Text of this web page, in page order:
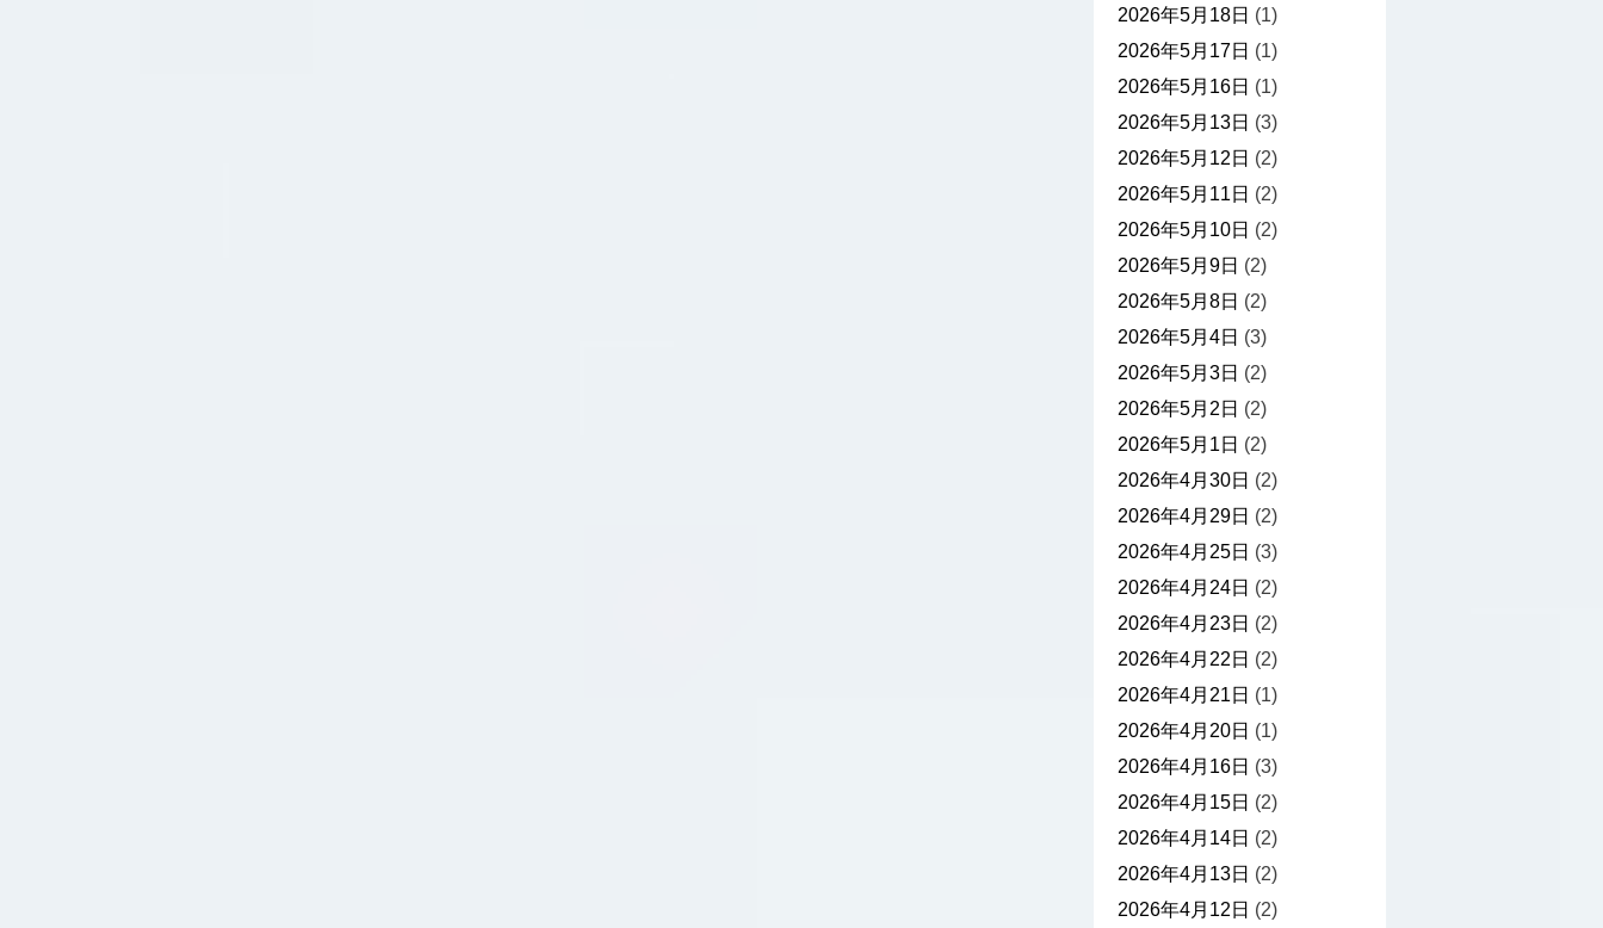
2026年5月18日 (1)
2026年5月17日 (1)
2026年5月16日 (1)
2026年5月13日 (3)
2026年5月12日 (2)
2026年5月11日 (2)
2026年5月10日 (2)
2026年5月9日 (2)
2026年5月8日 (2)
2026年5月4日 (3)
2026年5月3日 (2)
2026年5月2日 (2)
2026年5月1日 (2)
2026年4月30日 (2)
2026年4月29日 (2)
2026年4月25日 (3)
2026年4月24日 (2)
2026年4月23日 (2)
2026年4月22日 (2)
2026年4月21日 (1)
2026年4月20日 (1)
2026年4月16日 (3)
2026年4月15日 (2)
2026年4月14日 (2)
2026年4月13日 (2)
2026年4月12日 (2)